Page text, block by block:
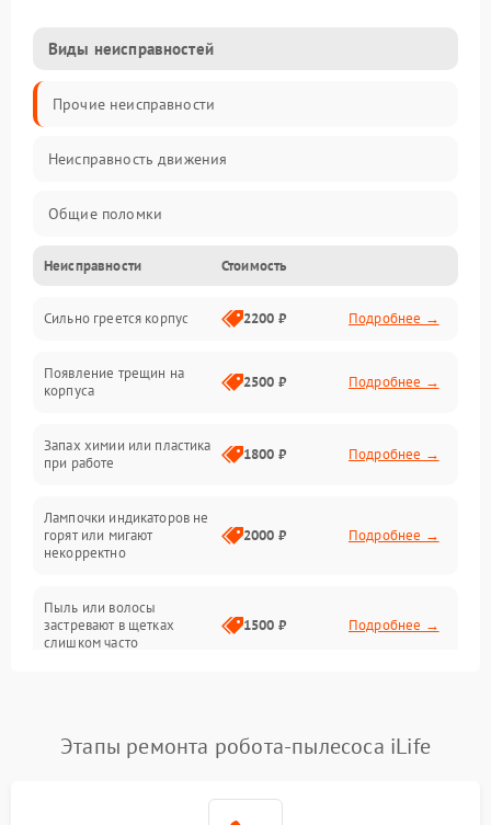
Виды неисправностей
Прочие неисправности
Неисправность движения
Общие поломки
Неисправность датчиков
Неисправность программного обеспечения
Проблемы с сигналом
Батарея
Программные сбои
Неисправности Стоимость
Сильно греется корпус 2200 ₽ Подробнее →
Появление трещин на
корпуса
2500 ₽ Подробнее →
Запах химии или пластика
при работе
1800 ₽ Подробнее →
Лампочки индикаторов не
горят или мигают
некорректно
2000 ₽ Подробнее →
Пыль или волосы
застревают в щетках
слишком часто
1500 ₽ Подробнее →
Этапы ремонта робота-пылесоса iLife